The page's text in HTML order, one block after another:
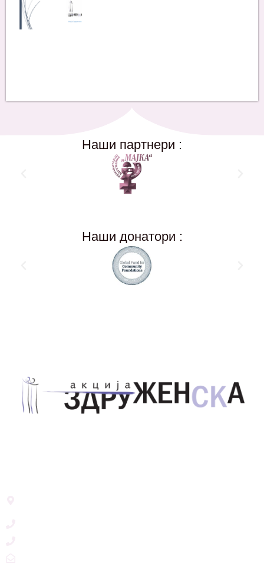
Наши партнери :
Наши донатори :